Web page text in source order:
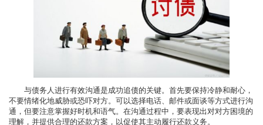
与债务人进行有效沟通是成功追债的关键。首先要保持冷静和耐心，
不要情绪化地威胁或恐吓对方。可以选择电话、邮件或面谈等方式进行沟
通，但要注意掌握好时机和语气。在沟通过程中，要表现出对对方困境的
理解，并提供合理的还款方案，以促使其主动履行还款义务。